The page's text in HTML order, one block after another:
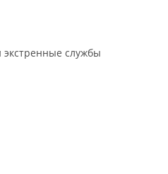
службы